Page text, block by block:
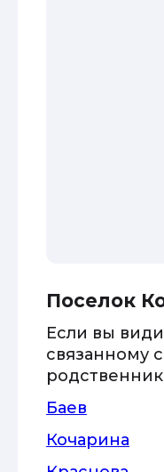
Поселок
Если вы
связанному
Баев
Кочарина